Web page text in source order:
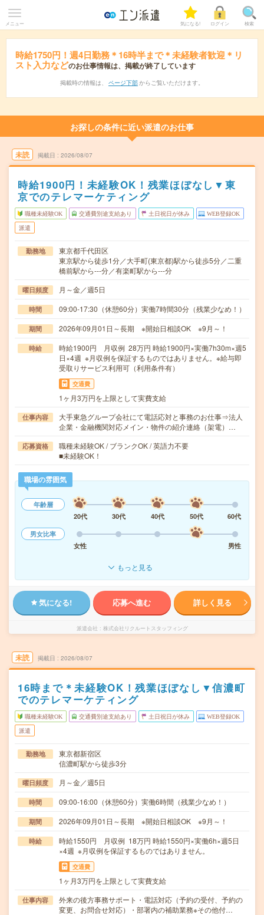
メニュー 気になる! ログイン 検索
時給1750円！週4日勤務＊16時半まで＊未経験者歓迎＊リ
スト入力などのお仕事情報は、掲載が終了しています
掲載時の情報は、 ページ下部 からご覧いただけます。
お探しの条件に近い派遣のお仕事
未読 掲載日 2026/08/07
時給1900円！未経験OK！残業ほぼなし▼東
京でのテレマーケティング
職種未経験OK 交通費別途支給あり 土日祝日が休み WEB登録OK
派遣
勤務地
東京都千代田区
東京駅から徒歩1分／大手町(東京都)駅から徒歩5分／二重
橋前駅から---分／有楽町駅から---分
曜日頻度 月～金／週5日
時間 09:00-17:30（休憩60分）実働7時間30分（残業少なめ！）
期間 2026年09月01日～長期 ※開始日相談OK ※9月～！
時給
時給1900円 月収例 28万円 時給1900円×実働7h30m×週5
日×4週 ※月収例を保証するものではありません。※給与即
受取りサービス利用可（利用条件有）
交通費
1ヶ月3万円を上限として実費支給
仕事内容
大手東急グループ会社にて電話応対と事務のお仕事⇒法人
企業・金融機関対応メイン・物件の紹介連絡（架電）…
応募資格
職種未経験OK / ブランクOK / 英語力不要
■未経験OK！
職場の雰囲気
年齢層
20代
30代 40代 50代
60代
男女比率
女性
男性
もっと見る
気になる! 応募へ進む 詳しく見る
派遣会社 株式会社リクルートスタッフィング
未読 掲載日 2026/08/07
16時まで＊未経験OK！残業ほぼなし▼信濃町
でのテレマーケティング
職種未経験OK 交通費別途支給あり 土日祝日が休み WEB登録OK
派遣
勤務地
東京都新宿区
信濃町駅から徒歩3分
曜日頻度 月～金／週5日
時間 09:00-16:00（休憩60分）実働6時間（残業少なめ！）
期間 2026年09月01日～長期 ※開始日相談OK ※9月～！
時給
時給1550円 月収例 18万円 時給1550円×実働6h×週5日
×4週 ※月収例を保証するものではありません。
交通費
1ヶ月3万円を上限として実費支給
仕事内容
外来の後方事務サポート・電話対応（予約の受付、予約の
変更、お問合せ対応）・部署内の補助業務※その他付…